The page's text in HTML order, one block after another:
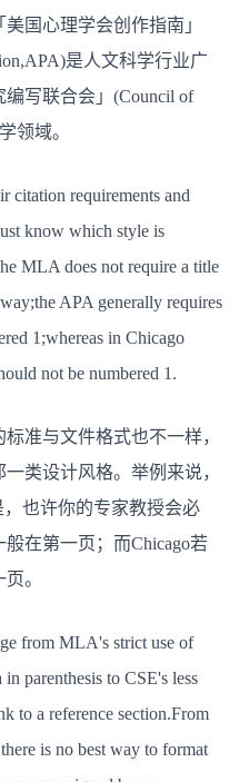
国心理学会创作指南」
是人文科学行业广
写联合会」(Council of
领域。
citation requirements and
know which style is
MLA does not require a title
APA generally requires
1;whereas in Chicago
not be numbered 1.
准与文件格式也不一样，
类设计风格。举例来说，
也许你的专家教授会必
在第一页；而Chicago若
。
from MLA's strict use of
parenthesis to CSE's less
to a reference section.From
is no best way to format